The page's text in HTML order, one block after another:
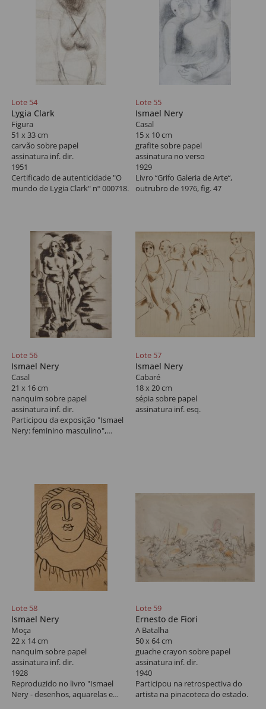
Lote 54
Lygia Clark
Figura
51 x 33 cm
carvão sobre papel
assinatura inf. dir.
1951
Certificado de autenticidade "O
mundo de Lygia Clark" nº 000718.
Lote 55
Ismael Nery
Casal
15 x 10 cm
grafite sobre papel
assinatura no verso
1929
Livro ‘‘Grifo Galeria de Arte‘‘,
outrubro de 1976, fig. 47
Lote 56
Ismael Nery
Casal
21 x 16 cm
nanquim sobre papel
assinatura inf. dir.
Participou da exposição "Ismael
Nery: feminino masculino",
Lote 57
Ismael Nery
Cabaré
18 x 20 cm
sépia sobre papel
assinatura inf. esq.
Lote 58
Ismael Nery
Moça
22 x 14 cm
nanquim sobre papel
assinatura inf. dir.
1928
Reproduzido no livro "Ismael
Nery - desenhos, aquarelas e
Lote 59
Ernesto de Fiori
A Batalha
50 x 64 cm
guache crayon sobre papel
assinatura inf. dir.
1940
Participou na retrospectiva do
artista na pinacoteca do estado.